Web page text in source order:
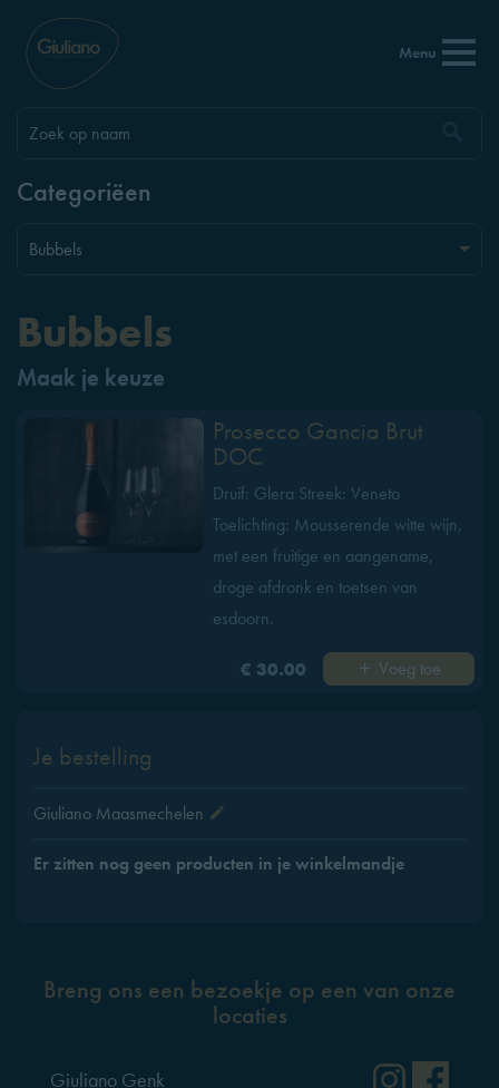
Menu
Categoriëen
Bubbels
Maak je keuze
Prosecco Gancia Brut
DOC
Druif: Glera Streek: Veneto
Toelichting: Mousserende witte wijn,
met een fruitige en aangename,
droge afdronk en toetsen van
esdoorn.
€ 30.00 Voeg toe
Je bestelling
Giuliano Maasmechelen
Er zitten nog geen producten in je winkelmandje
Breng ons een bezoekje op een van onze
locaties
Giuliano Genk